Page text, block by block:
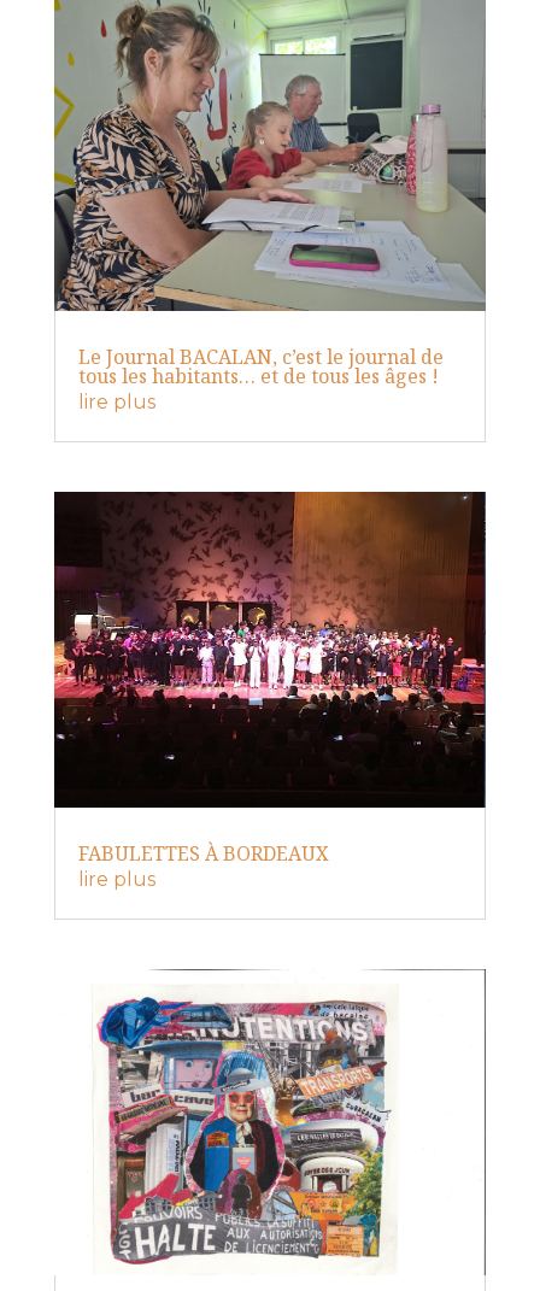
Le Journal BACALAN, c’est le journal de
tous les habitants… et de tous les âges !
lire plus
FABULETTES À BORDEAUX
lire plus